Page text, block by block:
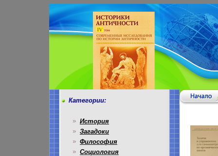
Категории:
История
Загадоки
Философия
Социология